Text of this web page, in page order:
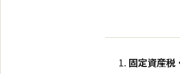
固定資産税